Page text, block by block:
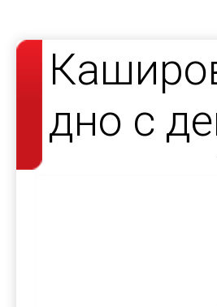
дно с